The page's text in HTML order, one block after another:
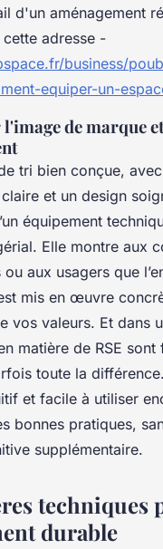
d'un aménagement
adresse -
business/
equiper-un-
de marque
tri bien conçue,
et un design
équipement
Elle montre aux
aux usagers que
mis en œuvre
vos valeurs. Et dans
matière de RSE
toute la
et facile à utiliser
bonnes pratiques,
supplémentaire.
techniques
durable